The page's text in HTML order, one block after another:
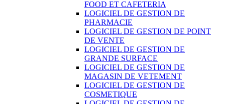
FOOD ET CAFETERIA
LOGICIEL DE GESTION DE
PHARMACIE
LOGICIEL DE GESTION DE POINT
DE VENTE
LOGICIEL DE GESTION DE
GRANDE SURFACE
LOGICIEL DE GESTION DE
MAGASIN DE VETEMENT
LOGICIEL DE GESTION DE
COSMETIQUE